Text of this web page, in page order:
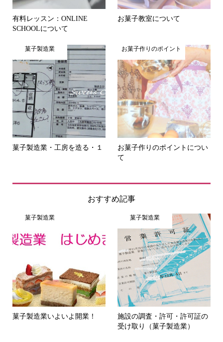
有料レッスン：ONLINE
SCHOOLについて
お菓子教室について
菓子製造業
菓子製造業・工房を造る・１
お菓子作りのポイント
お菓子作りのポイントについ
て
おすすめ記事
菓子製造業
菓子製造業いよいよ開業！
菓子製造業
施設の調査・許可・許可証の
受け取り（菓子製造業）